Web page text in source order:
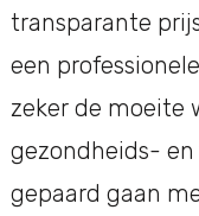
transparante
een
zeker de moeite
gezondheids-
gepaard gaan